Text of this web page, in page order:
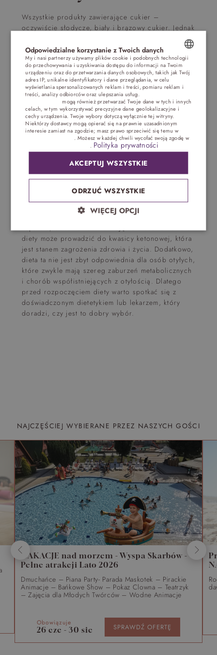
Wszystkie produkty zawierające cukier –
oczywiście słodycze, biały i brązowy cukier. Jednak
produkty zbożowe, ziemniaki, kasze czy makarony.
Wśród warzyw na czarnej liście są między innymi
kukurydza, groszek cukrowy i dynia. Należy
wykluczyć również wszystkie soki owocowe, napoje
gazowane.
Gdzie jest haczyk?
Dieta keto święci obecnie swoje triumfy, bo spadek
masy podczas jej stosowania jest bardo szybki.
Podobnie jakiś czas temu popularna była dieta
białkowa Dukana.Jednak warto pamiętać o tym, że
każda dieta eliminacyjna ma swoje wady.W
przypadku keto jedną z głównych wad jest znikoma
ilość witamin i minerałów w pożywieniu, co wiąże
się potrzebą ich suplementacji. Brak błonnika w
diecie może wywoływać ciężkie i uporczywe
zaparcia, dodatkowo nieumiejętne stosowanie keto
diety może prowadzić do kwasicy ketonowej, która
jest stanem zagrożenia zdrowia i życia. Dodatkowo,
dieta ta nie jest zbyt odpowiednia dla osób otyłych,
które zwykle mają szereg zaburzeń metabolicznych
i chorób współistniejących z otyłością. Dlatego
przed rozpoczęciem diety warto spotkać się z
doświadczonym dietetykiem lub lekarzem, który
doradzi, czy jest to dobry wybór.
NAJCZĘŚCIEJ WYBIERANE PRZEZ NASZYCH GOŚCI
WAKACJE nad morzem - Wyspa Skarbów -
Pełne atrakcji Lato 2026
Dmuchańce – Piana Party- Parada Maskotek – Pirackie
Animacje – Bańkowe Show – Pokaz Clowna – Teatrzyk
– Zajęcia dla Młodych Twórców – Wodne Animacje
26 cze - 30 sie
Obowiązuje SPRAWDŹ OFERTĘ
POLISH
ENGLISH
GERMAN
CZECH
Odpowiedzialne korzystanie z Twoich danych
My i nasi partnerzy używamy plików cookie i podobnych technologii
do przechowywania i uzyskiwania dostępu do informacji na Twoim
urządzeniu oraz do przetwarzania danych osobowych, takich jak Twój
adres IP, unikalne identyfikatory i dane przeglądania, w celu
wyświetlania spersonalizowanych reklam i treści, pomiaru reklam i
treści, analizy odbiorców oraz ulepszania usług.
mogą również przetwarzać Twoje dane w tych i innych
celach, w tym wykorzystywać precyzyjne dane geolokalizacyjne i
cechy urządzenia. Twoje wybory dotyczą wyłącznie tej witryny.
Niektórzy dostawcy mogą opierać się na prawnie uzasadnionym
interesie zamiast na zgodzie; masz prawo sprzeciwić się temu w
. Możesz w każdej chwili wycofać swoją zgodę w
Polityka prywatności
AKCEPTUJ WSZYSTKIE
ODRZUĆ WSZYSTKIE
WIĘCEJ OPCJI